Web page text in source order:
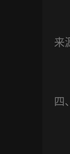
来
四